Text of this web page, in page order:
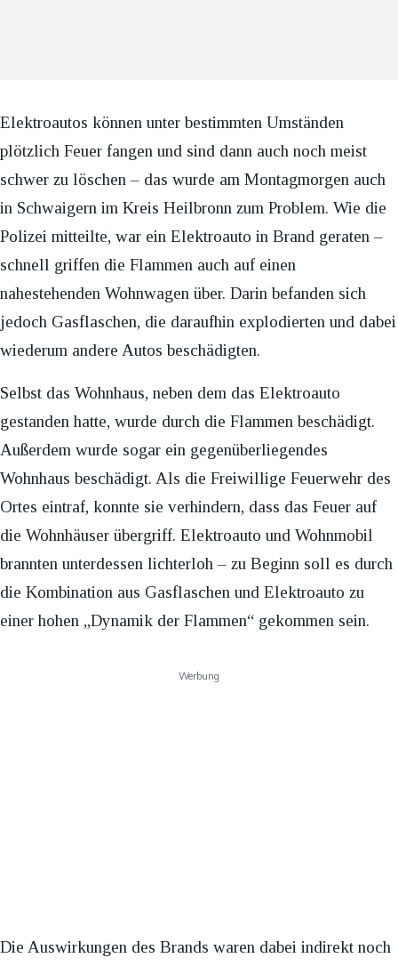
Elektroautos können unter bestimmten Umständen
plötzlich Feuer fangen und sind dann auch noch meist
schwer zu löschen – das wurde am Montagmorgen auch
in Schwaigern im Kreis Heilbronn zum Problem. Wie die
Polizei mitteilte, war ein Elektroauto in Brand geraten –
schnell griffen die Flammen auch auf einen
nahestehenden Wohnwagen über. Darin befanden sich
jedoch Gasflaschen, die daraufhin explodierten und dabei
wiederum andere Autos beschädigten.
Selbst das Wohnhaus, neben dem das Elektroauto
gestanden hatte, wurde durch die Flammen beschädigt.
Außerdem wurde sogar ein gegenüberliegendes
Wohnhaus beschädigt. Als die Freiwillige Feuerwehr des
Ortes eintraf, konnte sie verhindern, dass das Feuer auf
die Wohnhäuser übergriff. Elektroauto und Wohnmobil
brannten unterdessen lichterloh – zu Beginn soll es durch
die Kombination aus Gasflaschen und Elektroauto zu
einer hohen „Dynamik der Flammen“ gekommen sein.
Werbung
Die Auswirkungen des Brands waren dabei indirekt noch